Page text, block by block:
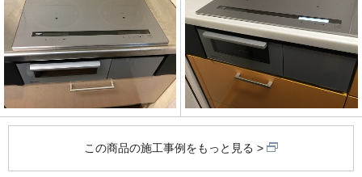
この商品の施工事例をもっと見る